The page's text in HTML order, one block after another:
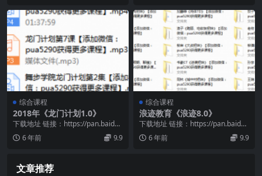
综合课程
2018年《龙门计划1.0》
下载地址 链接：https://pan.baidu.
com/s/1i-JrNaY...
6 年前 9.9
综合课程
浪迹教育《浪迹8.0》
下载地址 链接：https://pan.baidu.
com/s/14uqdjU-...
6 年前 9.9
文章推荐